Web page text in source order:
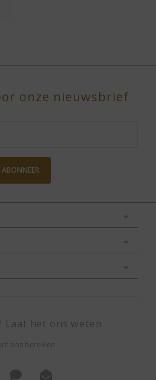
onze nieuwsbrief
ABONNEER
Laat het ons weten
ons bereiken